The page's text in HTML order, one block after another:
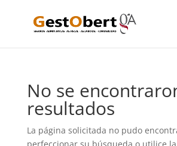
No se
resultados
La página solicitada no pudo